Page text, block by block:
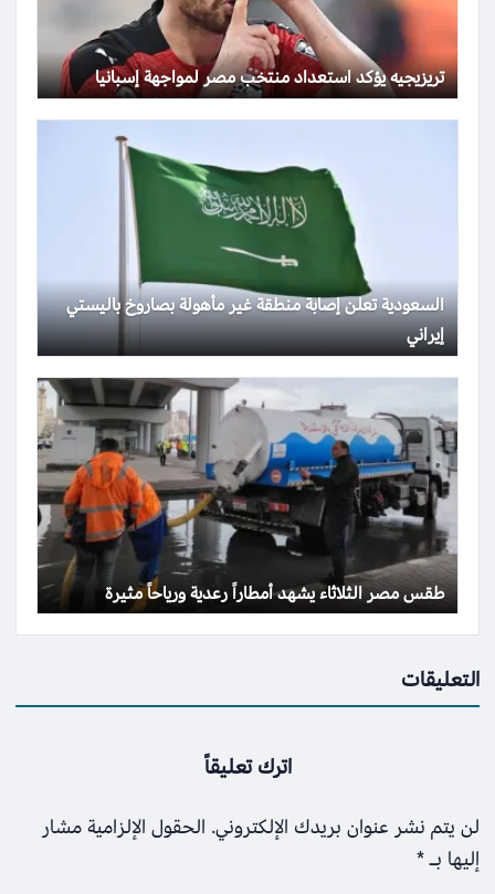
تريزيجيه يؤكد استعداد منتخب مصر لمواجهة إسبانيا
السعودية تعلن إصابة منطقة غير مأهولة بصاروخ باليستي
إيراني
طقس مصر الثلاثاء يشهد أمطاراً رعدية ورياحاً مثيرة
التعليقات
اترك تعليقاً
لن يتم نشر عنوان بريدك الإلكتروني. الحقول الإلزامية مشار
إليها بـ*